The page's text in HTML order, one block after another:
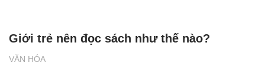
VĂN HÓA
Giới trẻ nên đọc sách như thế nào?